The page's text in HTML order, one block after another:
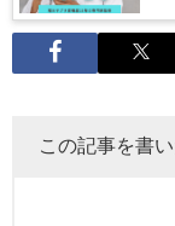
この記事を書い